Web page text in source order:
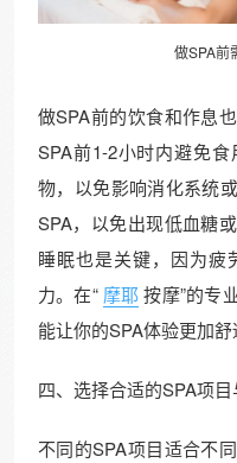
做SPA前
做SPA前的饮食和作息
SPA前1-2小时内避免
物，以免影响消化系统
SPA，以免出现低血糖
睡眠也是关键，因为疲
力。在“ 摩耶 按摩”的专
能让你的SPA体验更加舒
四、选择合适的SPA项
不同的SPA项目适合不